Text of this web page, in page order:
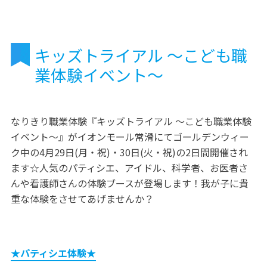
キッズトライアル ～こども職
業体験イベント～
なりきり職業体験『キッズトライアル ～こども職業体験
イベント～』がイオンモール常滑にてゴールデンウィー
ク中の4月29日(月・祝)・30日(火・祝)の2日間開催され
ます☆人気のパティシエ、アイドル、科学者、お医者さ
んや看護師さんの体験ブースが登場します！我が子に貴
重な体験をさせてあげませんか？
★パティシエ体験★